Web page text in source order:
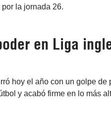
la jornada 26.
en Liga
hoy el año con un golpe de
y acabó firme en lo más